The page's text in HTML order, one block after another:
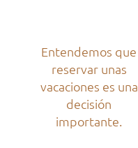
Entendemos que
reservar unas
vacaciones es una
decisión
importante.